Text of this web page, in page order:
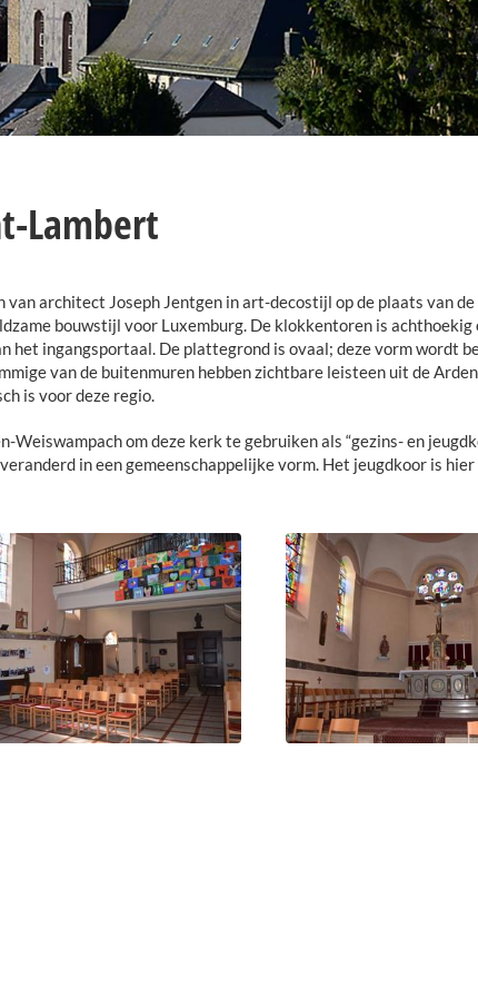
Lambert
architect Joseph Jentgen in art-decostijl op de plaats van de
bouwstijl voor Luxemburg. De klokkentoren is achthoekig
het ingangsportaal. De plattegrond is ovaal; deze vorm wordt
van de buitenmuren hebben zichtbare leisteen uit de
is voor deze regio.
om deze kerk te gebruiken als “gezins- en
in een gemeenschappelijke vorm. Het jeugdkoor is